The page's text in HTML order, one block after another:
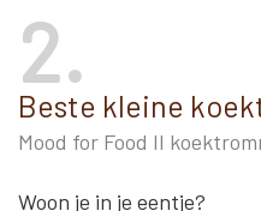
2
Beste kleine
Mood for Food II
Woon je in je eentje?